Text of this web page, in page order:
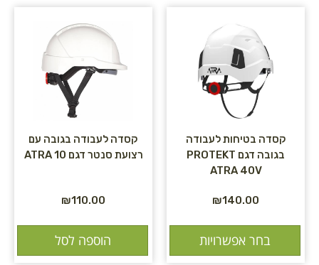
קסדה בטיחות לעבודה
בגובה דגם PROTEKT
ATRA 40V
₪140.00
בחר אפשרויות
קסדה לעבודה בגובה עם
רצועת סנטר דגם ATRA 10
₪110.00
הוספה לסל